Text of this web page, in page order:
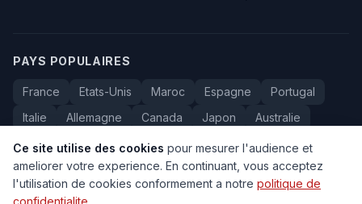
PAYS POPULAIRES
France Etats-Unis Maroc Espagne
Portugal
Italie
Allemagne Canada Japon
Australie
Bresil
Algerie Tunisie Belgique Drapeaux
Ce site utilise des cookies pour mesurer l'audience et
ameliorer votre experience. En continuant, vous acceptez
l'utilisation de cookies conformement a notre politique de
confidentialite